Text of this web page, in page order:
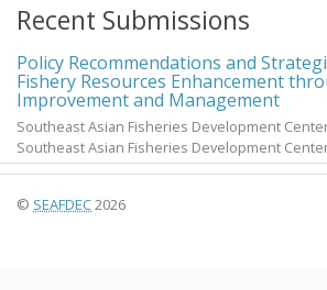
Recent Submissions
Policy Recommendations and
Fishery Resources Enhancement
Improvement and Management
Southeast Asian Fisheries Development
Southeast Asian Fisheries Development
© SEAFDEC2026